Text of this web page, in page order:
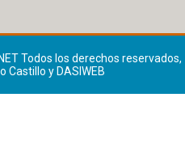
Todos los derechos reservados,
Castillo y DASIWEB